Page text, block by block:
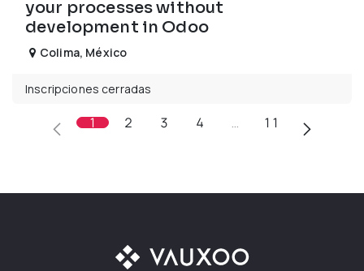
your processes without
development in Odoo
Colima, México
Inscripciones cerradas
1 2 3 4 … 11